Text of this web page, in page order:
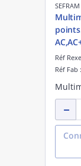
Réf
Réf Fab :